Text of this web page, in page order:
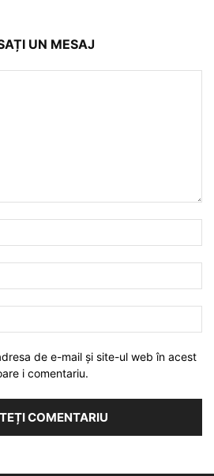
UN MESAJ
de e-mail și site-ul web în acest
i comentariu.